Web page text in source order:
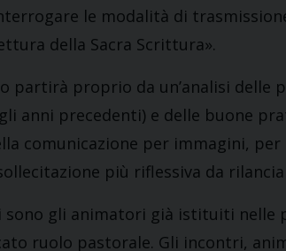
le modalità di
della Sacra Scrittura».
partirà proprio da un’analisi delle
anni precedenti) e delle buone
comunicazione per immagini,
più riflessiva da
gli animatori già istituiti nelle
ruolo pastorale. Gli incontri,